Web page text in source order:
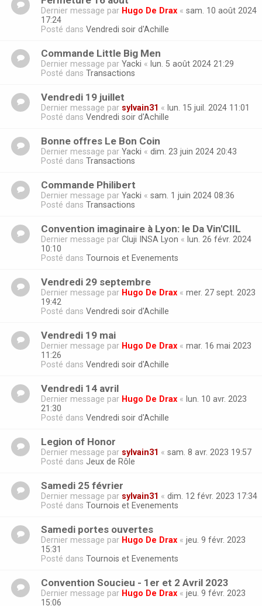
Dernier message par Hugo De Drax « sam. 10 août 2024
17:24
Posté dans Vendredi soir d'Achille
Commande Little Big Men
Dernier message par Yacki « lun. 5 août 2024 21:29
Posté dans Transactions
Vendredi 19 juillet
Dernier message par sylvain31 « lun. 15 juil. 2024 11:01
Posté dans Vendredi soir d'Achille
Bonne offres Le Bon Coin
Dernier message par Yacki « dim. 23 juin 2024 20:43
Posté dans Transactions
Commande Philibert
Dernier message par Yacki « sam. 1 juin 2024 08:36
Posté dans Transactions
Convention imaginaire à Lyon: le Da Vin'CIIL
Dernier message par Cluji INSA Lyon « lun. 26 févr. 2024
10:10
Posté dans Tournois et Evenements
Vendredi 29 septembre
Dernier message par Hugo De Drax « mer. 27 sept. 2023
19:42
Posté dans Vendredi soir d'Achille
Vendredi 19 mai
Dernier message par Hugo De Drax « mar. 16 mai 2023
11:26
Posté dans Vendredi soir d'Achille
Vendredi 14 avril
Dernier message par Hugo De Drax « lun. 10 avr. 2023
21:30
Posté dans Vendredi soir d'Achille
Legion of Honor
Dernier message par sylvain31 « sam. 8 avr. 2023 19:57
Posté dans Jeux de Rôle
Samedi 25 février
Dernier message par sylvain31 « dim. 12 févr. 2023 17:34
Posté dans Tournois et Evenements
Samedi portes ouvertes
Dernier message par Hugo De Drax « jeu. 9 févr. 2023
15:31
Posté dans Tournois et Evenements
Convention Soucieu - 1er et 2 Avril 2023
Dernier message par Hugo De Drax « jeu. 9 févr. 2023
15:06